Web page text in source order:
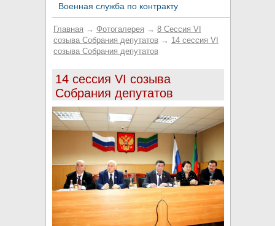
Военная служба по контракту
Главная → Фотогалерея → 8 Сессия VI
созыва Собрания депутатов → 14 сессия VI
созыва Собрания депутатов
14 сессия VI созыва
Собрания депутатов